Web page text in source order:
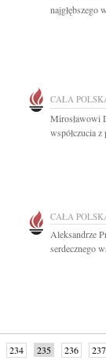
najgłębszego
CAŁA
Mirosławowi
współczucia
CAŁA
Aleksandrze
serdecznego
234 235 236
237